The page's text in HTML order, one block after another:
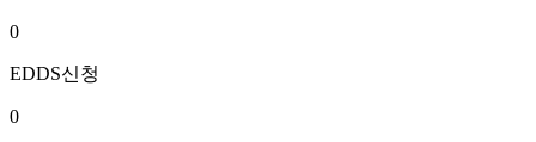
0
EDDS신청
0